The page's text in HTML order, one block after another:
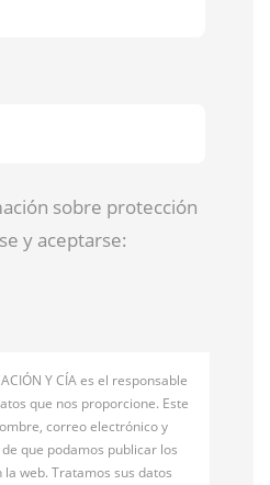
sobre protección
y aceptarse:
Y CÍA es el responsable
que nos proporcione. Este
correo electrónico y
que podamos publicar los
web. Tratamos sus datos